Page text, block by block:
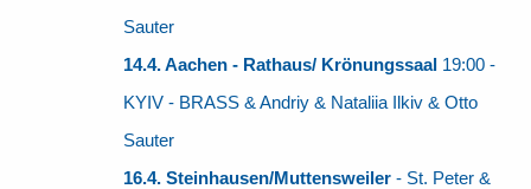
Sauter
14.4. Aachen - Rathaus/ Krönungssaal 19:00 -
KYIV - BRASS & Andriy & Nataliia Ilkiv & Otto
Sauter
16.4. Steinhausen/Muttensweiler - St. Peter &